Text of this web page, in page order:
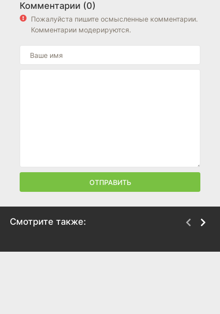
Комментарии (0)
Пожалуйста пишите осмысленные комментарии.
Комментарии модерируются.
ОТПРАВИТЬ
Смотрите также: